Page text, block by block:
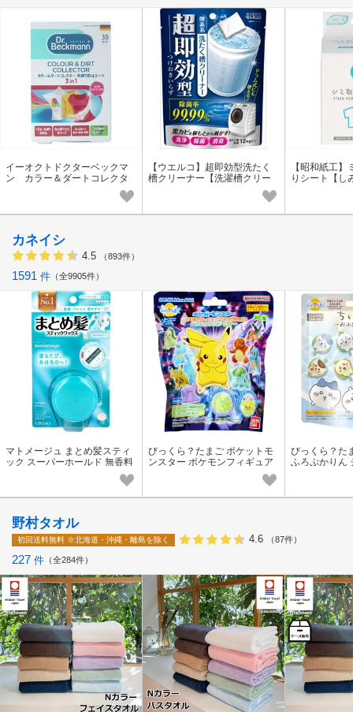
イーオクトドクターベックマ
ン カラー＆ダートコレクタ
ー 色移り防止シート【しみ
【ウエルコ】超即効型洗たく
槽クリーナー【洗濯槽クリー
【昭和紙工
りシート【し
カネイシ
4.5 （893件）
1591 件 全9905件
マトメージュ まとめ髪スティ
ック スーパーホールド 無香料
びっくら？たまご ポケットモ
ンスター ポケモンフィギュア
コレクション 〜バトルスタイ
びっくら？た
ふろぷかりん
野村タオル
初回送料無料 ※北海道・沖縄・離島を除く 4.6 （87件）
227 件 全284件